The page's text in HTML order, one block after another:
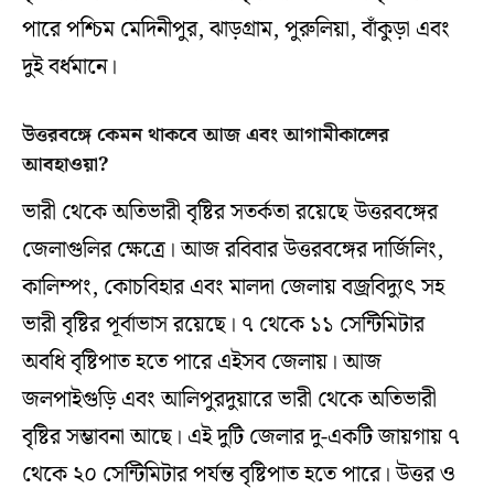
পারে পশ্চিম মেদিনীপুর, ঝাড়গ্রাম, পুরুলিয়া, বাঁকুড়া এবং
দুই বর্ধমানে।
উত্তরবঙ্গে কেমন থাকবে আজ এবং আগামীকালের
আবহাওয়া?
ভারী থেকে অতিভারী বৃষ্টির সতর্কতা রয়েছে উত্তরবঙ্গের
জেলাগুলির ক্ষেত্রে। আজ রবিবার উত্তরবঙ্গের দার্জিলিং,
কালিম্পং, কোচবিহার এবং মালদা জেলায় বজ্রবিদ্যুৎ সহ
ভারী বৃষ্টির পূর্বাভাস রয়েছে। ৭ থেকে ১১ সেন্টিমিটার
অবধি বৃষ্টিপাত হতে পারে এইসব জেলায়। আজ
জলপাইগুড়ি এবং আলিপুরদুয়ারে ভারী থেকে অতিভারী
বৃষ্টির সম্ভাবনা আছে। এই দুটি জেলার দু-একটি জায়গায় ৭
থেকে ২০ সেন্টিমিটার পর্যন্ত বৃষ্টিপাত হতে পারে। উত্তর ও